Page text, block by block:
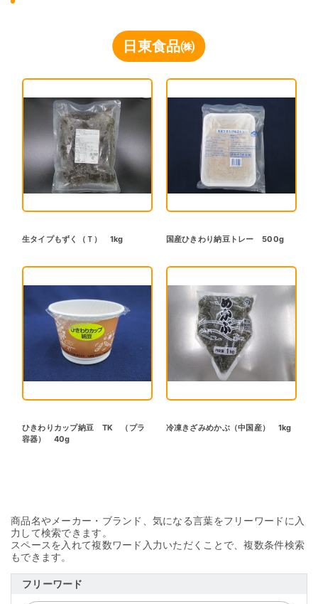
日東食品㈱
生タイプもずく（Ｔ） 1kg 国産ひきわり納豆トレー 500g
ひきわりカップ納豆 TK （プラ
容器） 40g
冷凍きざみめかぶ（中国産） 1kg
商品名やメーカー・ブランド、気になる言葉をフリーワードに入
力して検索できます。
スペースを入れて複数ワード入力いただくことで、複数条件検索
もできます。
フリーワード